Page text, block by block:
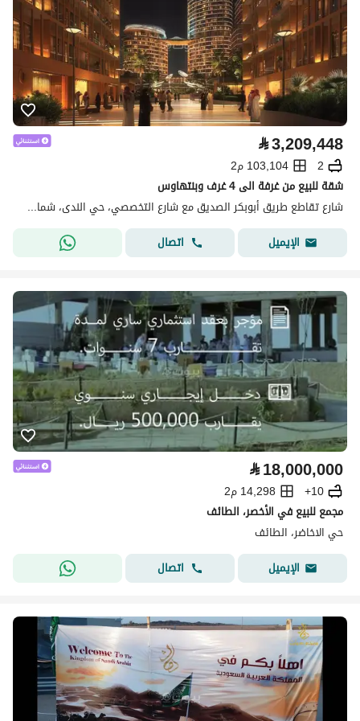
⃁3,209,448
2
103,104 م2
شقة للبيع من غرفة الى 4 غرف وبنتهاوس
شارع تقاطع طريق أبوبكر الصديق مع شارع التخصصي، حي الندى، شمال الرياض، الرياض
الإيميل
اتصال
⃁18,000,000
10+
14,298 م2
مجمع للبيع في الأخصر، الطائف
حي الاخاضر، الطائف
الإيميل
اتصال